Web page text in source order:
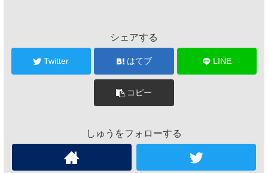
シェアする
Twitter はてブ LINE
コピー
しゅうをフォローする